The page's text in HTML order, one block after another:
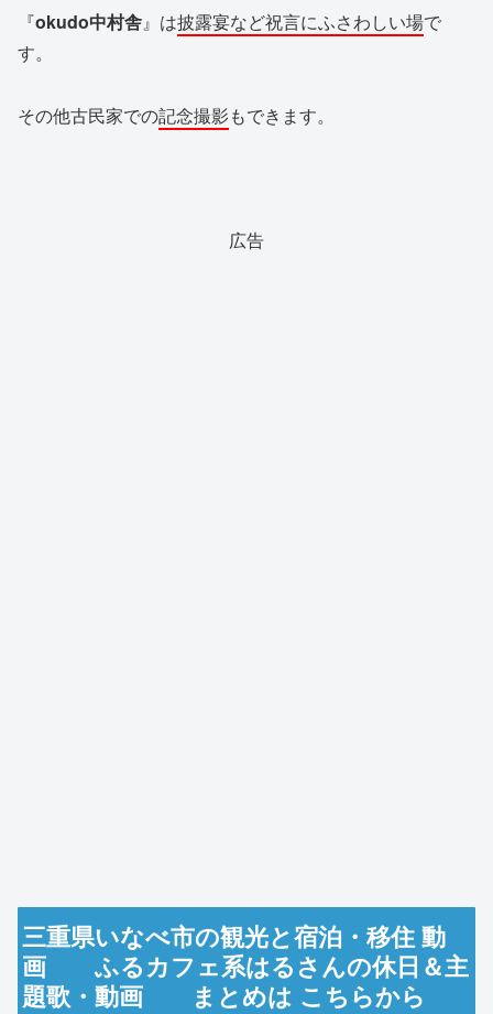
『okudo中村舎』は披露宴など祝言にふさわしい場で
す。
その他古民家での記念撮影もできます。
広告
三重県いなべ市の観光と宿泊・移住 動
画 ふるカフェ系はるさんの休日＆主
題歌・動画 まとめは こちらから